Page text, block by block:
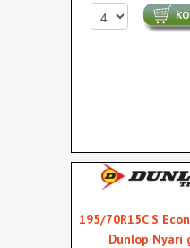
195/70R15C S
Dunlop Nyári